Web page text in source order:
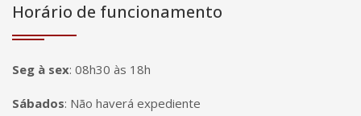
Horário de funcionamento
Seg à sex: 08h30 às 18h
Sábados: Não haverá expediente